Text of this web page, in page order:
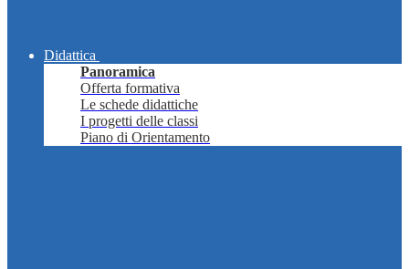
Didattica
Panoramica
Offerta formativa
Le schede didattiche
I progetti delle classi
Piano di Orientamento